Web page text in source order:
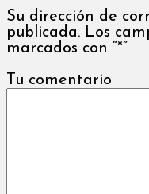
Su dirección de
publicada. Los
marcados con “*”
Tu comentario